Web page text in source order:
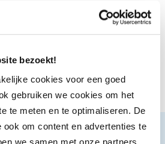
bezoekt!
cookies voor een goed
gebruiken we cookies om het
te meten en te optimaliseren. De
om content en advertenties te
we samen met onze partners.